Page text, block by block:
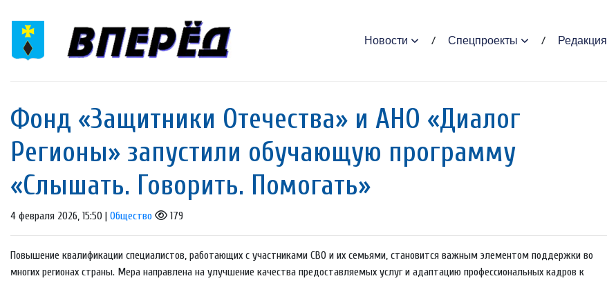
Новости Спецпроекты Редакция
Фонд «Защитники Отечества» и АНО «Диалог
Регионы» запустили обучающую программу
«Слышать. Говорить. Помогать»
4 февраля 2026, 15:50 | Общество 179
Повышение квалификации специалистов, работающих с участниками СВО и их семьями, становится важным элементом поддержки во
многих регионах страны. Мера направлена на улучшение качества предоставляемых услуг и адаптацию профессиональных кадров к